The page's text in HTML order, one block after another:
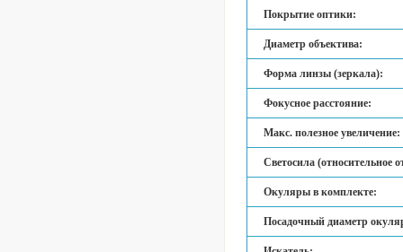
Покрытие оптики:
Диаметр объектива:
Форма линзы (зеркала):
Фокусное расстояние:
Макс. полезное увеличение:
Светосила (относительное
Окуляры в комплекте:
Посадочный диаметр